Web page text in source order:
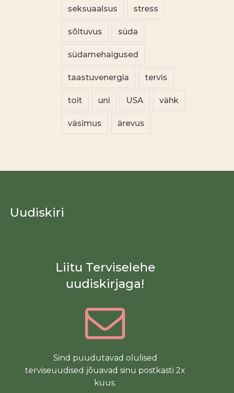
seksuaalsus stress
sõltuvus süda
südamehaigused
taastuvenergia tervis
toit uni USA vähk
väsimus ärevus
Uudiskiri
Liitu Terviselehe
uudiskirjaga!
Sind puudutavad olulised
terviseuudised jõuavad sinu postkasti 2x
kuus.